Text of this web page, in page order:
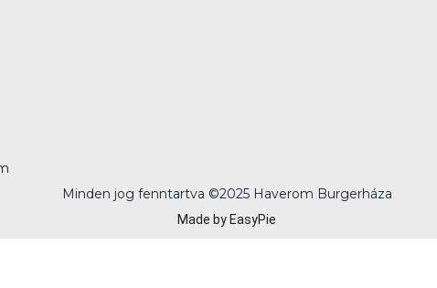
Minden jog fenntartva ©2025 Haverom Burgerháza
Made by EasyPie